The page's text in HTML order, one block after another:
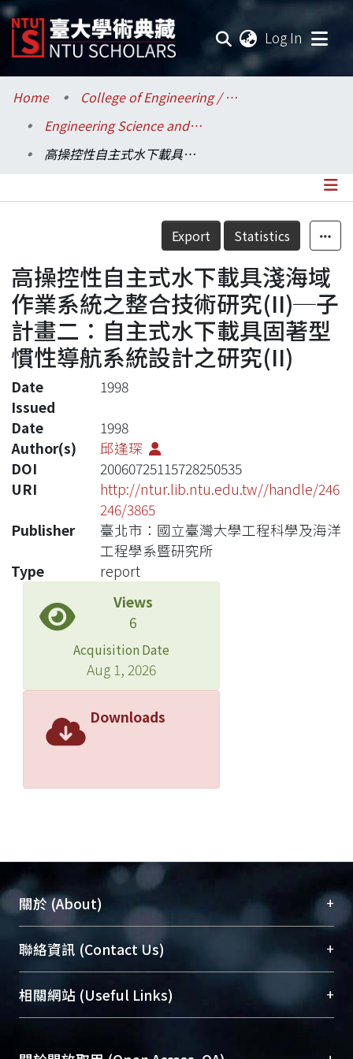
Log In
Communities & Collections
Research Outputs
Statistics
Home
College of Engineering / 工學院
Engineering Science and Ocean Engineering / 工程科學及海洋工程學系
高操控性自主式水下載具淺海域作業系統之整合技術研究(II)─子計畫二：自主式水下載具固著型慣性導航系統設計之研究(II)
Details
Export Statistics
高操控性自主式水下載具淺海域
作業系統之整合技術研究(II)─子
計畫二：自主式水下載具固著型
慣性導航系統設計之研究(II)
Date
Issued
1998
Date
1998
Author(s)
邱逢琛
DOI
20060725115728250535
URI
http://ntur.lib.ntu.edu.tw//handle/246
246/3865
Publisher
臺北市：國立臺灣大學工程科學及海洋
工程學系暨研究所
Type
report
Views
6
Acquisition Date
Aug 1, 2026
Downloads
關於 (About) +
臺大位居世界頂尖大學之列，為永久珍藏及向國際
展現本校豐碩的研究成果及學術能量，圖書館整合
機構典藏（NTUR）與學術庫（AH）不同功能平
台，成為臺大學術典藏NTU scholars。期能整合研
成果。
聯絡資訊 (Contact Us) +
總館學科館員(Main Library)
醫學圖書館學科館員(Medical Library)
相關網站 (Useful Links) +